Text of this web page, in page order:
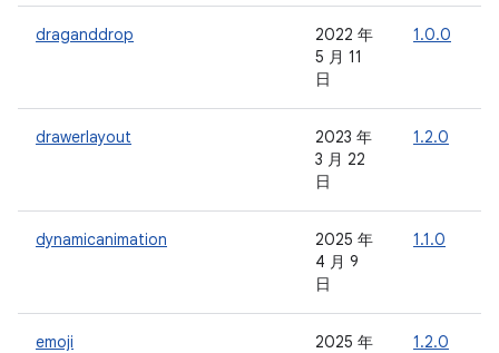
draganddrop
2022 年
5 月 11
日
1.0.0
drawerlayout
2023 年
3 月 22
日
1.2.0
dynamicanimation
2025 年
4 月 9
日
1.1.0
emoji
2025 年
1.2.0